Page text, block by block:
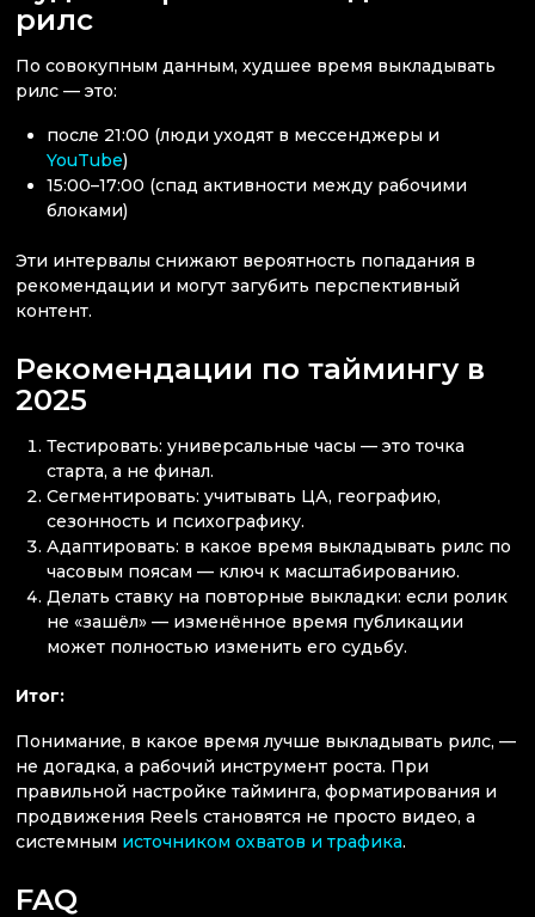
рилс
По совокупным данным, худшее время выкладывать
рилс — это:
после 21:00 (люди уходят в мессенджеры и
YouTube)
15:00–17:00 (спад активности между рабочими
блоками)
Эти интервалы снижают вероятность попадания в
рекомендации и могут загубить перспективный
контент.
Рекомендации по таймингу в
2025
Тестировать: универсальные часы — это точка
старта, а не финал.
Сегментировать: учитывать ЦА, географию,
сезонность и психографику.
Адаптировать: в какое время выкладывать рилс по
часовым поясам — ключ к масштабированию.
Делать ставку на повторные выкладки: если ролик
не «зашёл» — изменённое время публикации
может полностью изменить его судьбу.
Итог:
Понимание, в какое время лучше выкладывать рилс, —
не догадка, а рабочий инструмент роста. При
правильной настройке тайминга, форматирования и
продвижения Reels становятся не просто видео, а
системным источником охватов и трафика.
FAQ